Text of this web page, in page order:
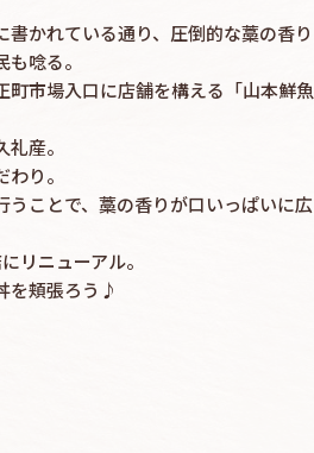
書かれている通り、圧倒的な藁の香り
唸る。
市場入口に店舗を構える「山本鮮魚
産。
り。
ことで、藁の香りが口いっぱいに広
リニューアル。
を頬張ろう♪